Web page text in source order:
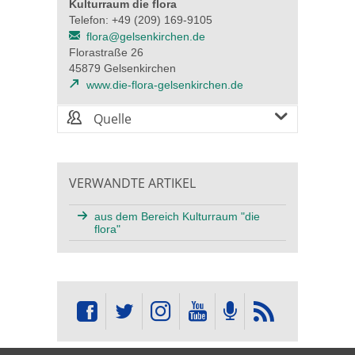
Kulturraum die flora
Telefon: +49 (209) 169-9105
flora@gelsenkirchen.de
Florastraße 26
45879 Gelsenkirchen
www.die-flora-gelsenkirchen.de
Quelle
VERWANDTE ARTIKEL
aus dem Bereich Kulturraum "die
flora"